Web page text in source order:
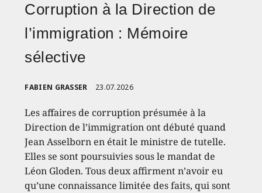
Corruption à la Direction de
l’immigration : Mémoire
sélective
FABIEN GRASSER 23.07.2026
Les affaires de corruption présumée à la
Direction de l’immigration ont débuté quand
Jean Asselborn en était le ministre de tutelle.
Elles se sont poursuivies sous le mandat de
Léon Gloden. Tous deux affirment n’avoir eu
qu’une connaissance limitée des faits, qui sont